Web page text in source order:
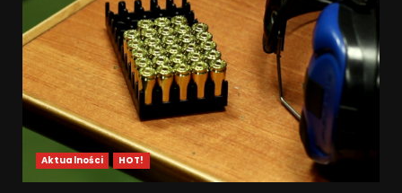
Aktualności HOT!